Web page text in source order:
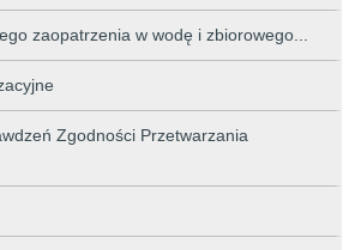
zaopatrzenia w wodę i zbiorowego...
Zgodności Przetwarzania